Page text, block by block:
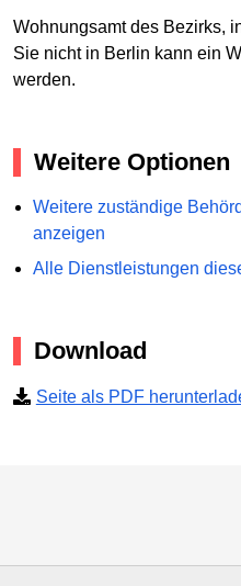
Wohnungsamt des Bezirks,
Sie nicht in Berlin kann ein
werden.
Weitere Optionen
Weitere zuständige
anzeigen
Alle Dienstleistungen
Download
Seite als PDF